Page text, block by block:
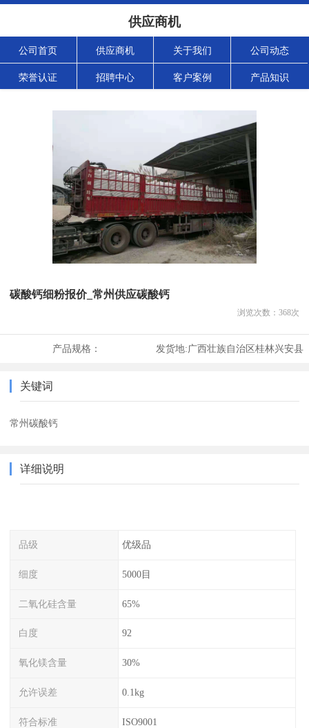
供应商机
公司首页 供应商机 关于我们 公司动态
荣誉认证 招聘中心 客户案例 产品知识
碳酸钙细粉报价_常州供应碳酸钙
浏览次数： 368次
产品规格： 发货地:广西壮族自治区桂林兴安县
关键词
常州碳酸钙
详细说明
品级 优级品
细度 5000目
二氧化硅含量 65%
白度 92
氧化镁含量 30%
允许误差 0.1kg
符合标准 ISO9001